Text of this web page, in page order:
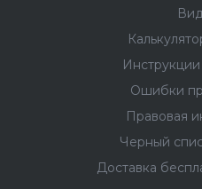
Ошибки
Правовая
Черный
Доставка